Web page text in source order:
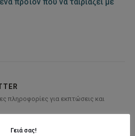
πληροφορίες για εκπτώσεις και
Γειά σας!